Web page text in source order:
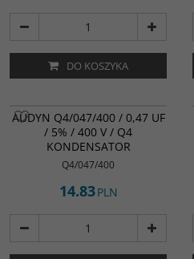
DO KOSZYKA
AUDYN Q4/047/400 / 0,47 UF
/ 5% / 400 V / Q4
KONDENSATOR
Q4/047/400
14.83PLN